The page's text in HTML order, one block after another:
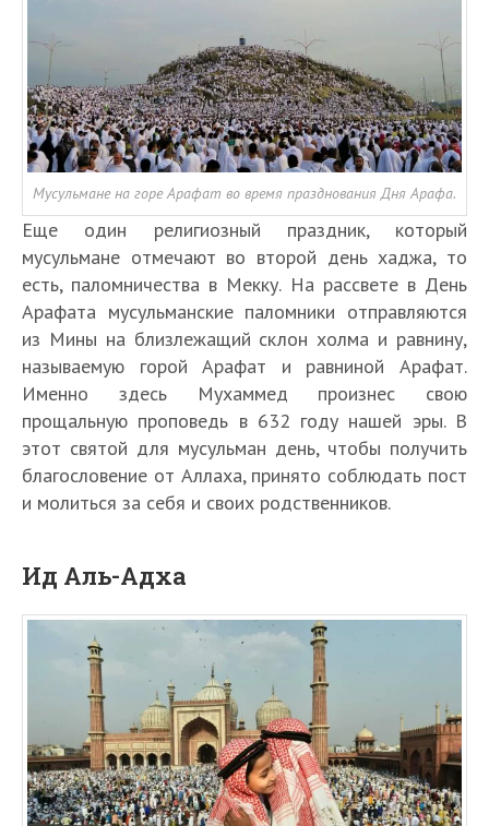
Мусульмане на горе Арафат во время празднования Дня Арафа.
Еще один религиозный праздник, который
мусульмане отмечают во второй день хаджа, то
есть, паломничества в Мекку. На рассвете в День
Арафата мусульманские паломники отправляются
из Мины на близлежащий склон холма и равнину,
называемую горой Арафат и равниной Арафат.
Именно здесь Мухаммед произнес свою
прощальную проповедь в 632 году нашей эры. В
этот святой для мусульман день, чтобы получить
благословение от Аллаха, принято соблюдать пост
и молиться за себя и своих родственников.
Ид Аль-Адха